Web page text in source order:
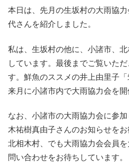
本日は、先月の生坂村の大雨協
代さんを紹介しました。
私は、生坂村の他に、小諸市、
しています。最後までご覧いた
す。鮮魚のススメの井上由里子「
来月に小諸市内で大雨協力会を開
なお、小諸市の大雨協力会に参
木祐樹真由子さんのお知らせをお
北相木村、でも大雨協力会会員
問い合わせをお待ちしています。